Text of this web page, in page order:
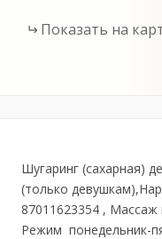
Показать на
Шугаринг (сахарная)
(только
87011623354 ,
Режим понедельник-